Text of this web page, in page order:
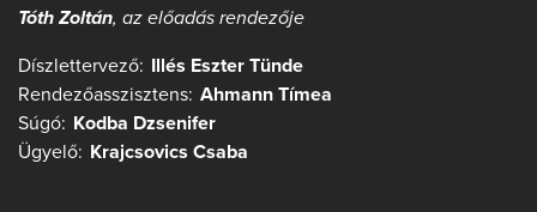
Tóth Zoltán, az előadás rendezője
Díszlettervező: Illés Eszter Tünde
Rendezőasszisztens: Ahmann Tímea
Súgó: Kodba Dzsenifer
Ügyelő: Krajcsovics Csaba